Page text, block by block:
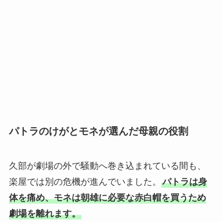
パトラのけがとモネが選んだ母親の役割
久部が劇場の外で騒動へ巻き込まれている間も、
楽屋では別の危機が進んでいました。 パトラは身
体を痛め、モネは朝雄に必要な赤白帽を買うため
劇場を離れます。